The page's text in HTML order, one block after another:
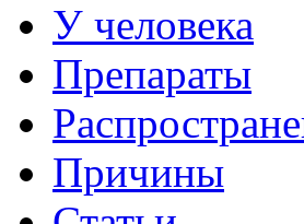
У человека
Препараты
Причины